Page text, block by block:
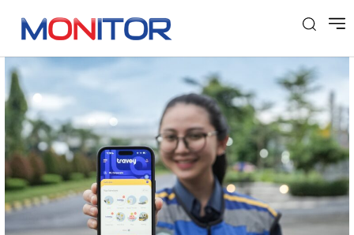
Tag: Travoy